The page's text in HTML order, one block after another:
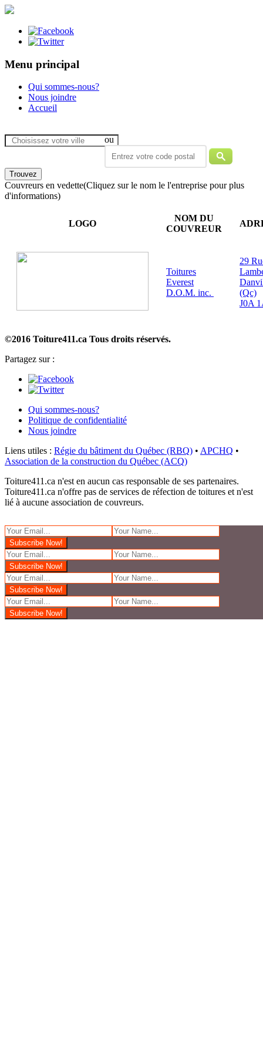
Menu principal
Qui sommes-nous?
Nous joindre
Accueil
ou
Couvreurs en vedette(Cliquez sur le nom le l'entreprise pour plus
d'informations)
LOGO
NOM DU
COUVREUR
Toitures
Everest
D.O.M. inc.
29
(Qc)
J0A
©2016 Toiture411.ca Tous droits réservés.
Partagez sur :
Qui sommes-nous?
Politique de confidentialité
Nous joindre
Liens utiles : Régie du bâtiment du Québec (RBQ) • APCHQ •
Association de la construction du Québec (ACQ)
Toiture411.ca n'est en aucun cas responsable de ses partenaires.
Toiture411.ca n'offre pas de services de réfection de toitures et n'est
lié à aucune association de couvreurs.